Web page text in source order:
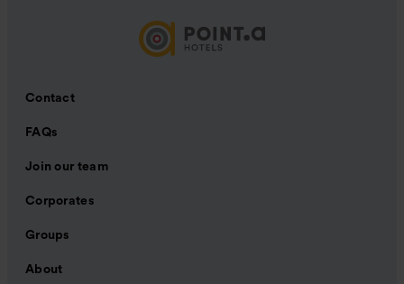
Contact
FAQs
Join our team
Corporates
Groups
About